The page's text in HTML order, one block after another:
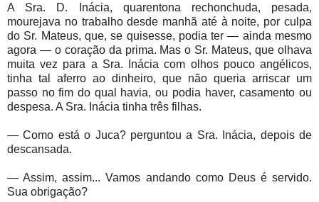
A Sra. D. Inácia, quarentona rechonchuda, pesada,
mourejava no trabalho desde manhã até à noite, por culpa
do Sr. Mateus, que, se quisesse, podia ter — ainda mesmo
agora — o coração da prima. Mas o Sr. Mateus, que olhava
muita vez para a Sra. Inácia com olhos pouco angélicos,
tinha tal aferro ao dinheiro, que não queria arriscar um
passo no fim do qual havia, ou podia haver, casamento ou
despesa. A Sra. Inácia tinha três filhas.
— Como está o Juca? perguntou a Sra. Inácia, depois de
descansada.
— Assim, assim... Vamos andando como Deus é servido.
Sua obrigação?